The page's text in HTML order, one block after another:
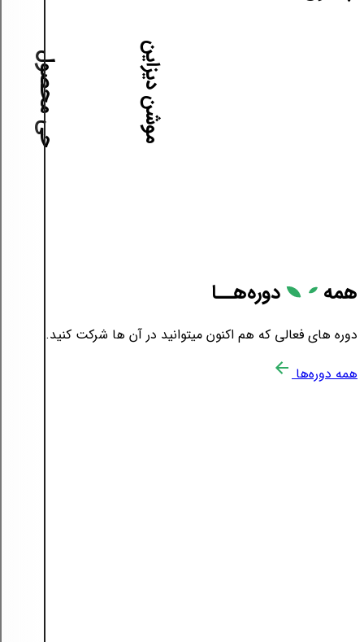
آموزش موشن دیزاین آموزش طراحی محصول
همه دوره‌هــا
دوره های فعالی که هم اکنون میتوانید در آن ها شرکت کنید.
همه دوره‌ها